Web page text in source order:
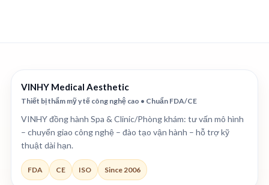
VINHY Medical Aesthetic
Thiết bị thẩm mỹ y tế công nghệ cao • Chuẩn FDA/CE
VINHY đồng hành Spa & Clinic/Phòng khám: tư vấn mô hình
– chuyển giao công nghệ – đào tạo vận hành – hỗ trợ kỹ
thuật dài hạn.
FDA CE ISO Since 2006